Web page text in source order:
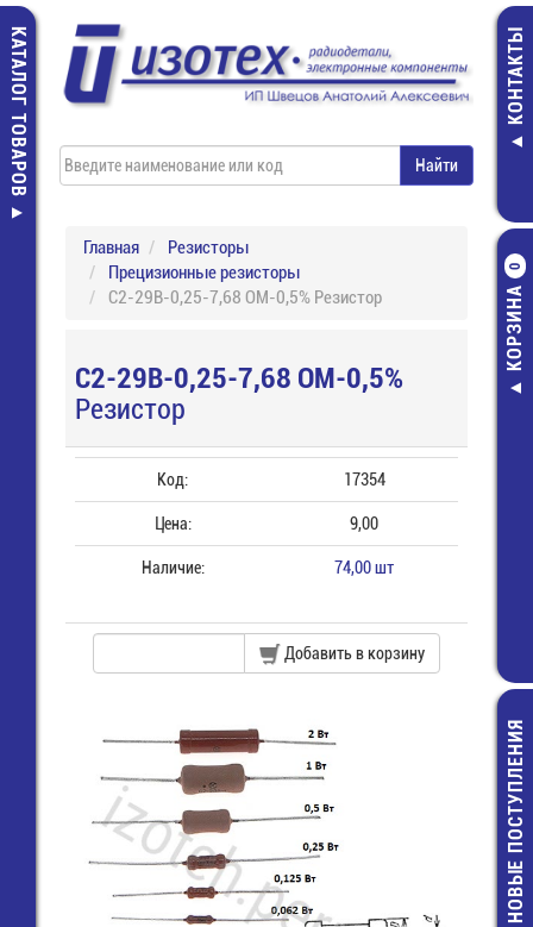
КАТАЛОГ ТОВАРОВ КОНТАКТЫ
КОРЗИНА
0
Провод/НОВЫЕ ПОСТУПЛЕНИЯ
Главная
Резисторы
Прецизионные резисторы
С2-29В-0,25-7,68 ОМ-0,5% Резистор
С2-29В-0,25-7,68 ОМ-0,5%
Резистор
Код: 17354
Цена: 9,00
Наличие: 74,00 шт
Добавить в корзину